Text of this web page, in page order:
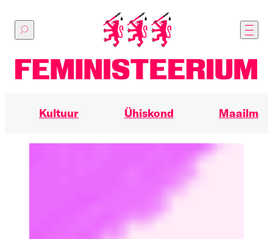
sisu
juurde
Kultuur Ühiskond Maailm